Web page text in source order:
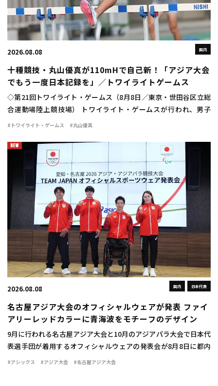
国内
2026.08.08
十種競技・丸山優真が110mHで自己新！「アジア大会
でもう一度日本記録を」／トワイライトゲームス
◇第21回トワイライト・ゲームス（8月8日／東京・世田谷区立総
合運動場陸上競技場） トワイライト・ゲームスが行われ、男子
110mハードルに十種競技日本記録保持者の丸山優真（住友電工）
#トワイライト・ゲームス #丸山優真
国内 日本代表
2026.08.08
名古屋アジア大会のオフィシャルウェアが発表 ファイ
アリーレッドカラーに青海波をモチーフのデザイン
9月に行われる名古屋アジア大会と10月のアジアパラ大会で日本代
表選手団が着用するオフィシャルウェアの発表会が8月8日に都内
で行われた。 ウェアは情熱を燃え立つような赤い炎を示す「ファ
#アシックス #アジア大会 #名古屋アジア大会